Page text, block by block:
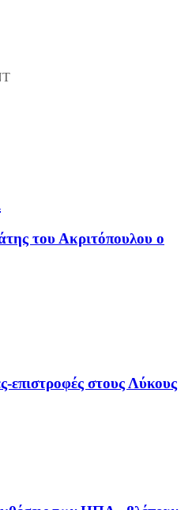
του Ακριτόπουλου ο
επιστροφές στους Λύκους